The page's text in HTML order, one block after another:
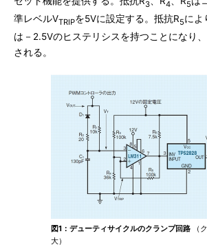
3 4 5
準レベルVTRIPを5Vに設定する。抵抗R5によ
は－2.5Vのヒステリシスを持つことになり
される。
図1：デューティサイクルのクランプ回路 （
大）